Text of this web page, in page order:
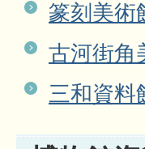
篆刻美術
古河街角
三和資料